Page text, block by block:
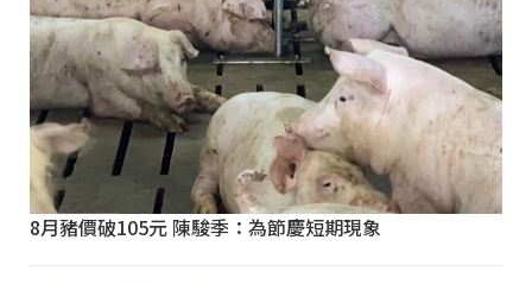
8月豬價破105元 陳駿季：為節慶短期現象